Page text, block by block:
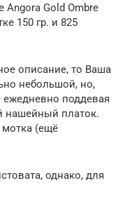
Angora Gold Ombre
150 гр. и 825
описание, то Ваша
небольшой, но,
ежедневно поддевая
нашейный платок.
мотка (ещё
однако, для